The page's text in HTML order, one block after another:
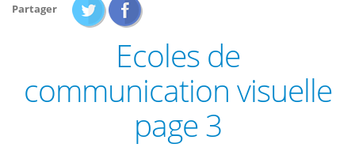
Partager
Ecoles de
communication visuelle
page 3